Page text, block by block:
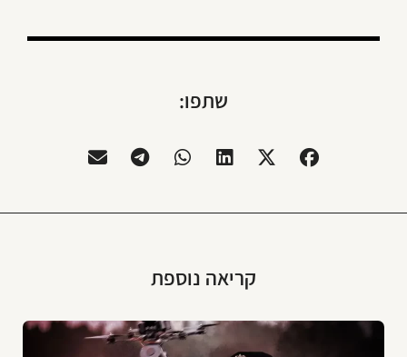
שתפו:
קריאה נוספת